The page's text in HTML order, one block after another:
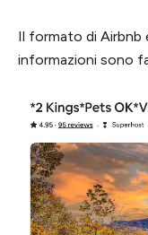
Il formato di Airbnb
informazioni sono